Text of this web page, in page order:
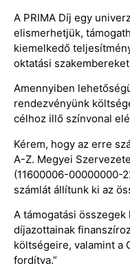
A PRIMA Díj egy
elismerhetjük,
kiemelkedő
oktatási
Amennyiben
rendezvényünk
célhoz illő színvonal
Kérem, hogy az erre
A-Z. Megyei
(11600006-00000000-
számlát állítunk ki az
A támogatási összegek
díjazottainak
költségeire, valamint a
fordítva.”